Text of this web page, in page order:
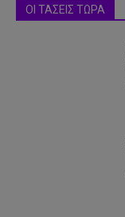
ΟΙ ΤΑΣΕΙΣ ΤΩΡΑ